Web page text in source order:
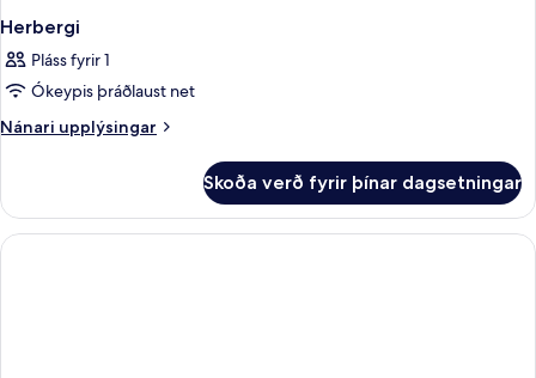
Herbergi
Pláss fyrir 1
Ókeypis þráðlaust net
Nánari upplýsingar
Nánari
Skoða verð fyrir þínar dagsetningar